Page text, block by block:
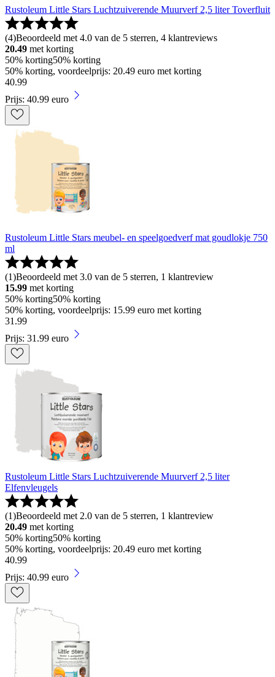
Rustoleum Little Stars Luchtzuiverende Muurverf 2,5 liter Toverfluit
(4)Beoordeeld met 4.0 van de 5 sterren, 4 klantreviews
20.49 met korting
50% korting50% korting
50% korting, voordeelprijs: 20.49 euro met korting
40.99
Prijs: 40.99 euro
Rustoleum Little Stars meubel- en speelgoedverf mat goudlokje 750
ml
(1)Beoordeeld met 3.0 van de 5 sterren, 1 klantreview
15.99 met korting
50% korting50% korting
50% korting, voordeelprijs: 15.99 euro met korting
31 .99
Prijs: 31.99 euro
Rustoleum Little Stars Luchtzuiverende Muurverf 2,5 liter
Elfenvleugels
(1)Beoordeeld met 2.0 van de 5 sterren, 1 klantreview
20.49 met korting
50% korting50% korting
50% korting, voordeelprijs: 20.49 euro met korting
40.99
Prijs: 40.99 euro